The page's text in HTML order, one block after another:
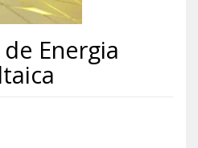
Energia